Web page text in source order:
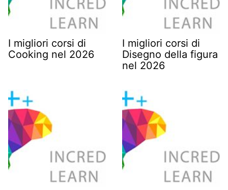
I migliori corsi di
Cooking nel 2026
I migliori corsi di
Disegno della figura
nel 2026